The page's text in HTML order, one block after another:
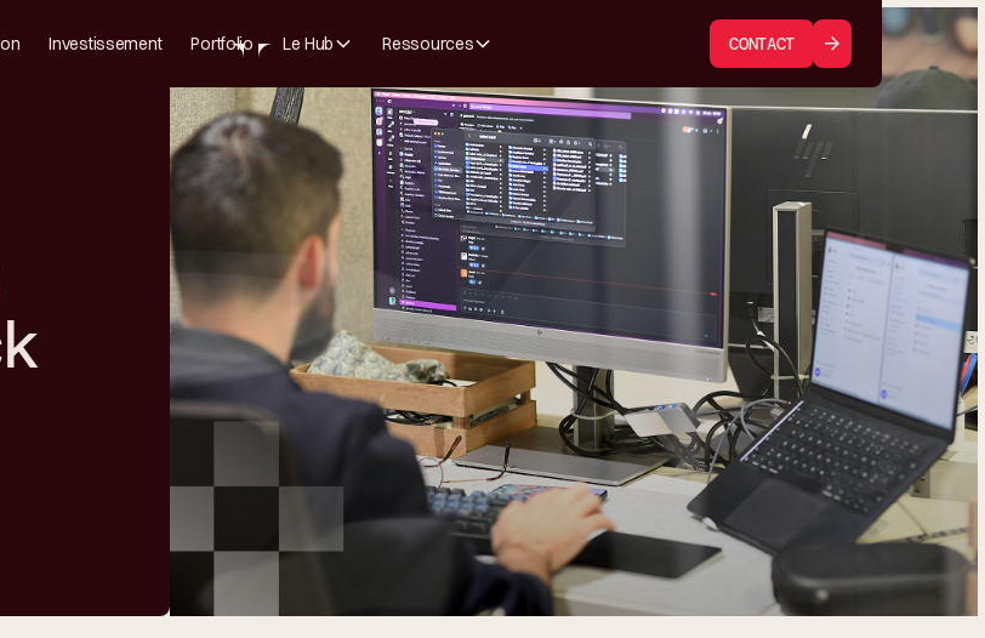
Investissement Portfolio Le Hub Ressources CONTACT